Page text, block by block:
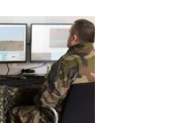
simulation est
Le B2M-GR
GDI Simulation,
par l’intégration
des grenades,